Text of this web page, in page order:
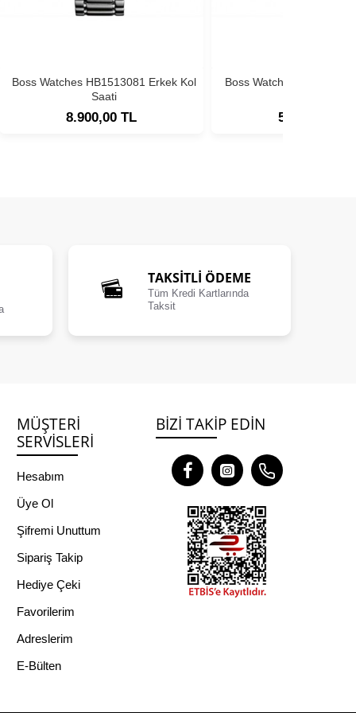
Boss Watches HB1513081 Erkek Kol
Saati
8.900,00 TL
Boss Watches
5.900,00 TL
TAKSİTLİ ÖDEME
Tüm Kredi Kartlarında
Taksit
MÜŞTERI
SERVISLERI
Hesabım
Üye Ol
Şifremi Unuttum
Sipariş Takip
Hediye Çeki
Favorilerim
Adreslerim
E-Bülten
BIZI TAKIP EDIN